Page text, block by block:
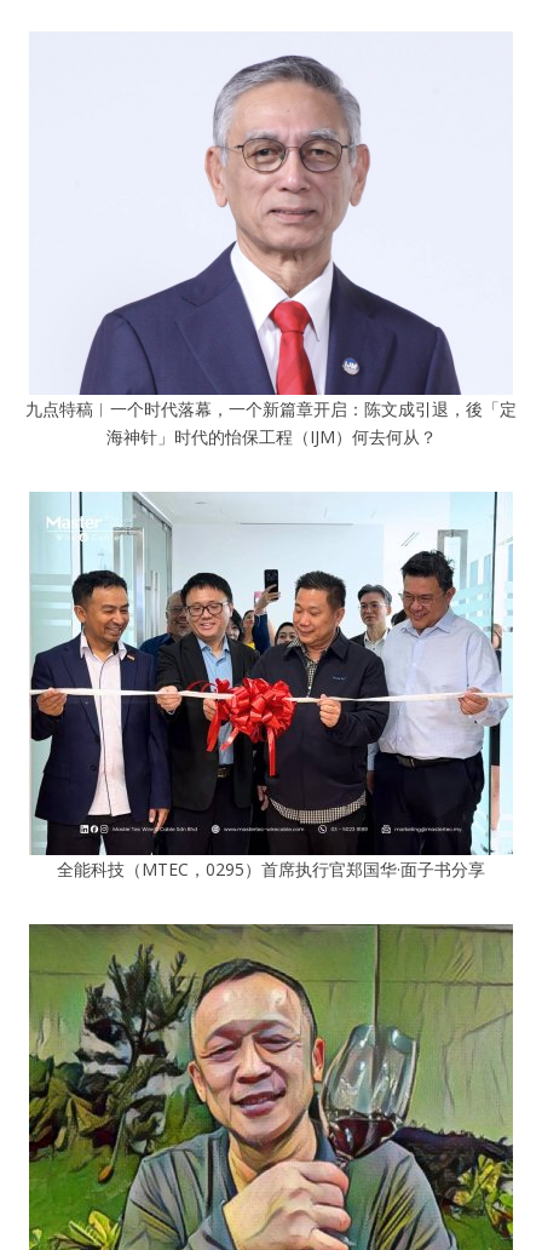
九点特稿︱一个时代落幕，一个新篇章开启：陈文成引退，後「定
海神针」时代的怡保工程（IJM）何去何从？
全能科技（MTEC，0295）首席执行官郑国华·面子书分享